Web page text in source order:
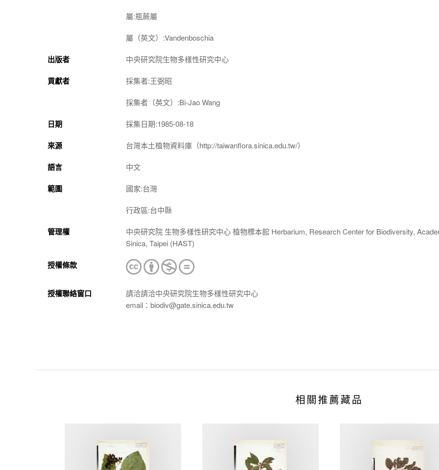
屬:瓶蕨屬
屬（英文）:Vandenboschia
出版者 中央研究院生物多樣性研究中心
貢獻者 採集者:王弼昭
採集者（英文）:Bi-Jao Wang
日期 採集日期:1985-08-18
來源 台灣本土植物資料庫（http://taiwanflora.sinica.edu.tw/）
語言 中文
範圍 國家:台灣
行政區:台中縣
管理權
中央研究院 生物多樣性研究中心 植物標本館 Herbarium, Research Center for Biodiversity,
Sinica, Taipei (HAST)
授權條款
授權聯絡窗口
請洽請洽中央研究院生物多樣性研究中心
email：biodiv@gate.sinica.edu.tw
相關推薦藏品